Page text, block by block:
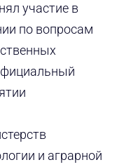
участие в
по вопросам
и аграрной